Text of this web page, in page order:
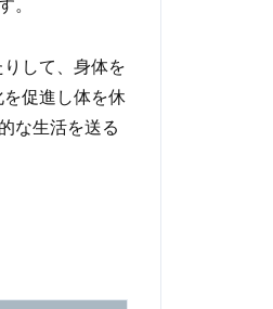
。
して、身体を
促進し体を休
な生活を送る